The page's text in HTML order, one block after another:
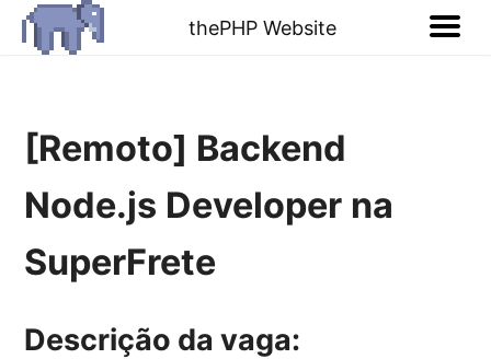
thePHP Website
[Remoto] Backend
Node.js Developer na
SuperFrete
Descrição da vaga: